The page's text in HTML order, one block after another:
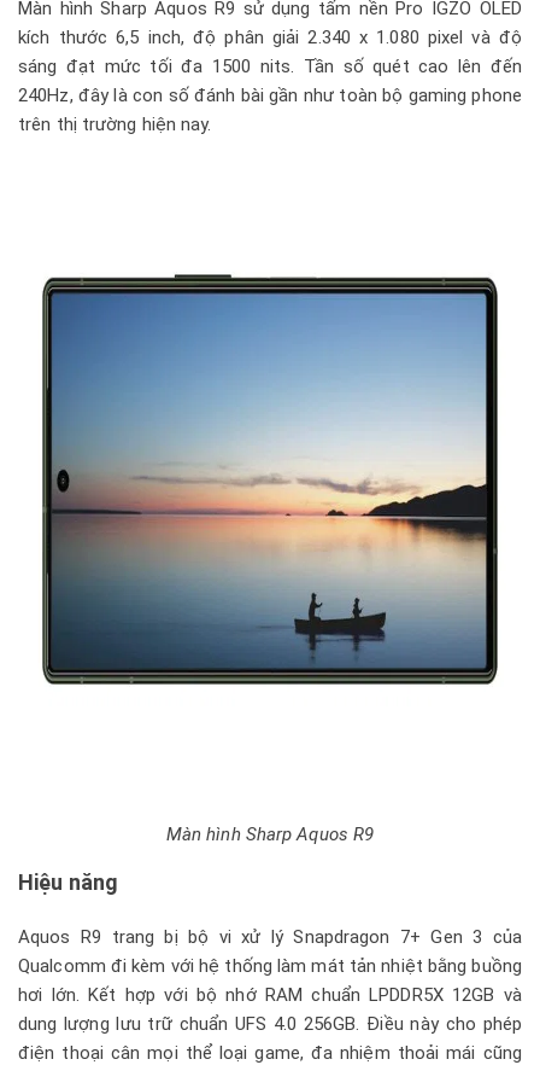
Màn hình Sharp Aquos R9 sử dụng tấm nền Pro IGZO OLED
kích thước 6,5 inch, độ phân giải 2.340 x 1.080 pixel và độ
sáng đạt mức tối đa 1500 nits. Tần số quét cao lên đến
240Hz, đây là con số đánh bài gần như toàn bộ gaming phone
trên thị trường hiện nay.
Màn hình Sharp Aquos R9
Hiệu năng
Aquos R9 trang bị bộ vi xử lý Snapdragon 7+ Gen 3 của
Qualcomm đi kèm với hệ thống làm mát tản nhiệt bằng buồng
hơi lớn. Kết hợp với bộ nhớ RAM chuẩn LPDDR5X 12GB và
dung lượng lưu trữ chuẩn UFS 4.0 256GB. Điều này cho phép
điện thoại cân mọi thể loại game, đa nhiệm thoải mái cũng